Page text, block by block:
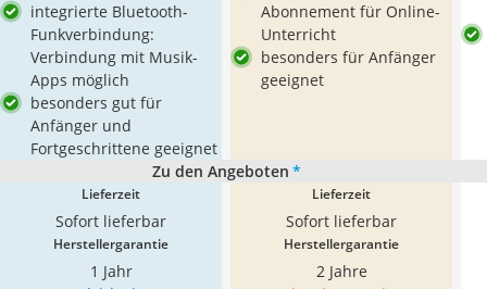
integrierte Bluetooth-
Funkverbindung:
Verbindung mit Musik-
Apps möglich
besonders gut für
Anfänger und
Fortgeschrittene geeignet
Abonnement für Online-
Unterricht
besonders für Anfänger
geeignet
Zu den Angeboten *
Lieferzeit
Sofort lieferbar
Lieferzeit
Sofort lieferbar
Herstellergarantie
1 Jahr
Herstellergarantie
2 Jahre